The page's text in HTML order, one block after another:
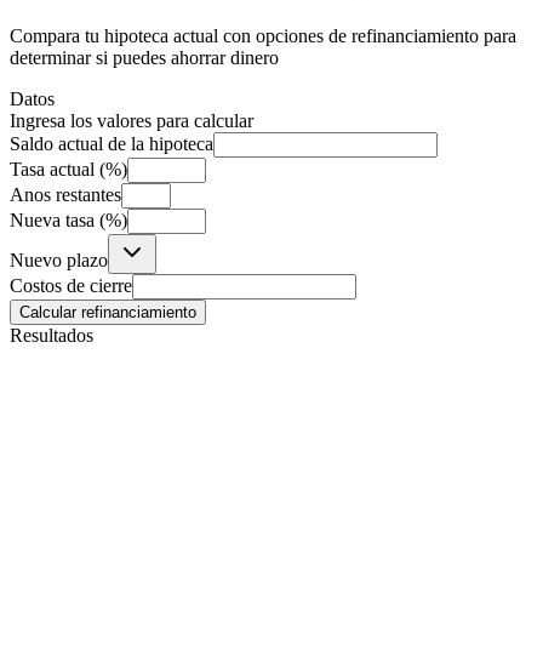
Compara tu hipoteca actual con opciones de refinanciamiento para
determinar si puedes ahorrar dinero
Datos
Ingresa los valores para calcular
Saldo actual de la hipoteca
Tasa actual (%)
Anos restantes
Nueva tasa (%)
Nuevo plazo
Costos de cierre
Calcular refinanciamiento
Resultados